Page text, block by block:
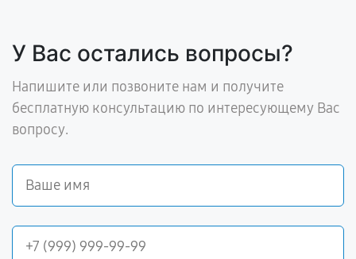
У Вас остались вопросы?
Напишите или позвоните нам и получите
бесплатную консультацию по интересующему Вас
вопросу.